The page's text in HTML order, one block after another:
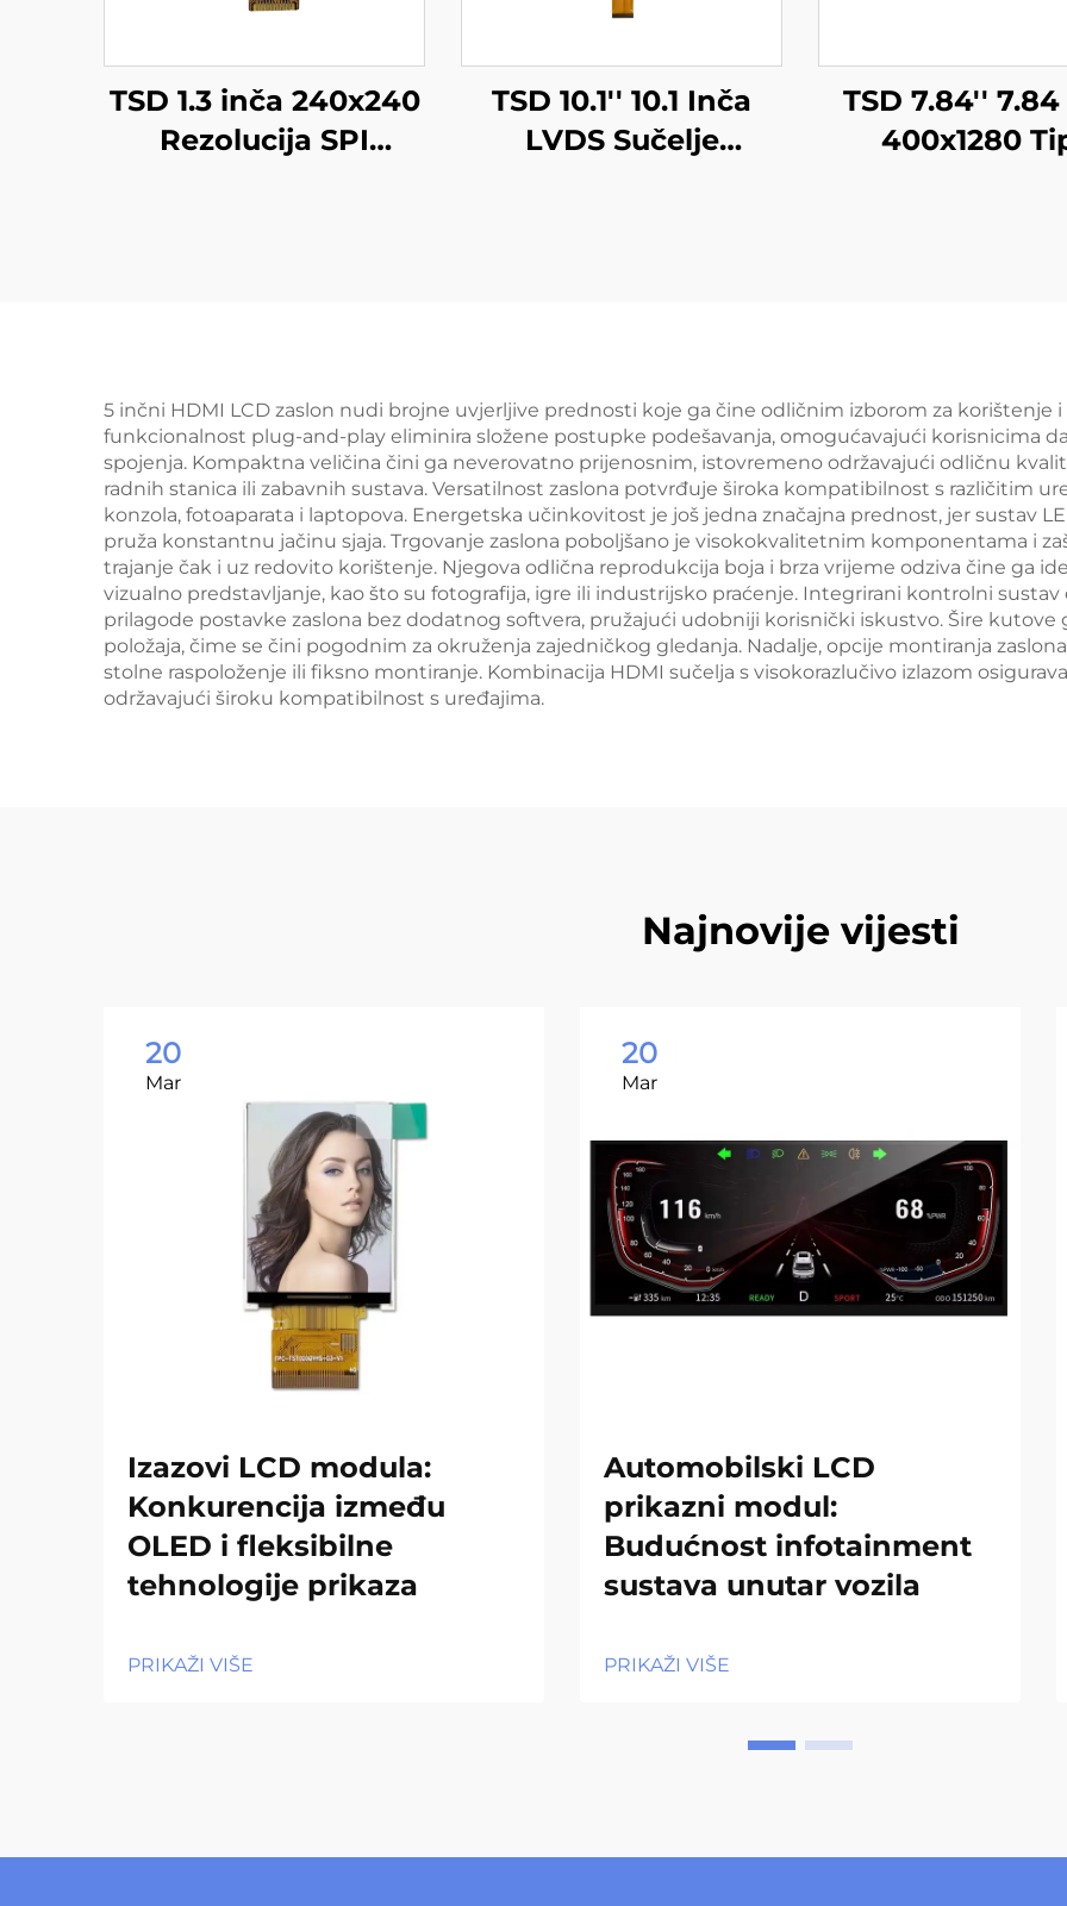
TSD 1.3 inča 240x240
Rezolucija SPI
TSD 10.1'' 10.1 Inča
LVDS Sučelje
TSD 7.84''
400x1280
5 inčni HDMI LCD zaslon nudi brojne uvjerljive prednosti koje ga čine odličnim izborom za korištenje
funkcionalnost plug-and-play eliminira složene postupke podešavanja, omogućavajući korisnicima
spojenja. Kompaktna veličina čini ga neverovatno prijenosnim, istovremeno održavajući odličnu
radnih stanica ili zabavnih sustava. Versatilnost zaslona potvrđuje široka kompatibilnost s različitim
konzola, fotoaparata i laptopova. Energetska učinkovitost je još jedna značajna prednost, jer sustav
pruža konstantnu jačinu sjaja. Trgovanje zaslona poboljšano je visokokvalitetnim komponentama i
trajanje čak i uz redovito korištenje. Njegova odlična reprodukcija boja i brza vrijeme odziva čine ga
vizualno predstavljanje, kao što su fotografija, igre ili industrijsko praćenje. Integrirani kontrolni
prilagode postavke zaslona bez dodatnog softvera, pružajući udobniji korisnički iskustvo. Šire kutove
položaja, čime se čini pogodnim za okruženja zajedničkog gledanja. Nadalje, opcije montiranja
stolne raspoloženje ili fiksno montiranje. Kombinacija HDMI sučelja s visokorazlučivo izlazom
održavajući široku kompatibilnost s uređajima.
Najnovije vijesti
20
Mar
Izazovi LCD modula:
Konkurencija između
OLED i fleksibilne
tehnologije prikaza
PRIKAŽI VIŠE
20
Mar
Automobilski LCD
prikazni modul:
Budućnost infotainment
sustava unutar vozila
PRIKAŽI VIŠE